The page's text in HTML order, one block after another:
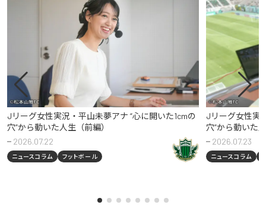
Jリーグ女性実況・平山未夢アナ “心に開いた1cmの
穴”から動いた人生（前編）
2026.07.22
ニュースコラム フットボール
Jリーグ女性実
穴”から動いた
2026.07.23
ニュースコラム